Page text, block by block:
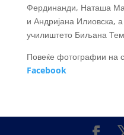
Фердинанди, Наташа
и Андријана Илиовска,
училиштето Биљана
Повеќе фотографии на
Facebook